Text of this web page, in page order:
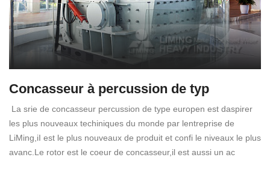
Concasseur à percussion de typ
La srie de concasseur percussion de type europen est daspirer
les plus nouveaux techiniques du monde par lentreprise de
LiMing,iI est le plus nouveaux de produit et confi le niveaux le plus
avanc.Le rotor est le coeur de concasseur,il est aussi un ac